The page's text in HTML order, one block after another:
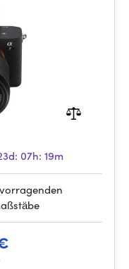
07h: 19m